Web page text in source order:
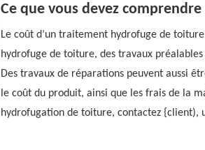
Ce que vous devez
Le coût d’un traitement hydrofuge de
hydrofuge de toiture, des travaux
Des travaux de réparations peuvent aussi
le coût du produit, ainsi que les frais de la
hydrofugation de toiture, contactez {client),